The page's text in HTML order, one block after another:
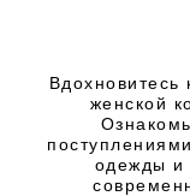
Вдохновитесь
женской
одежды и